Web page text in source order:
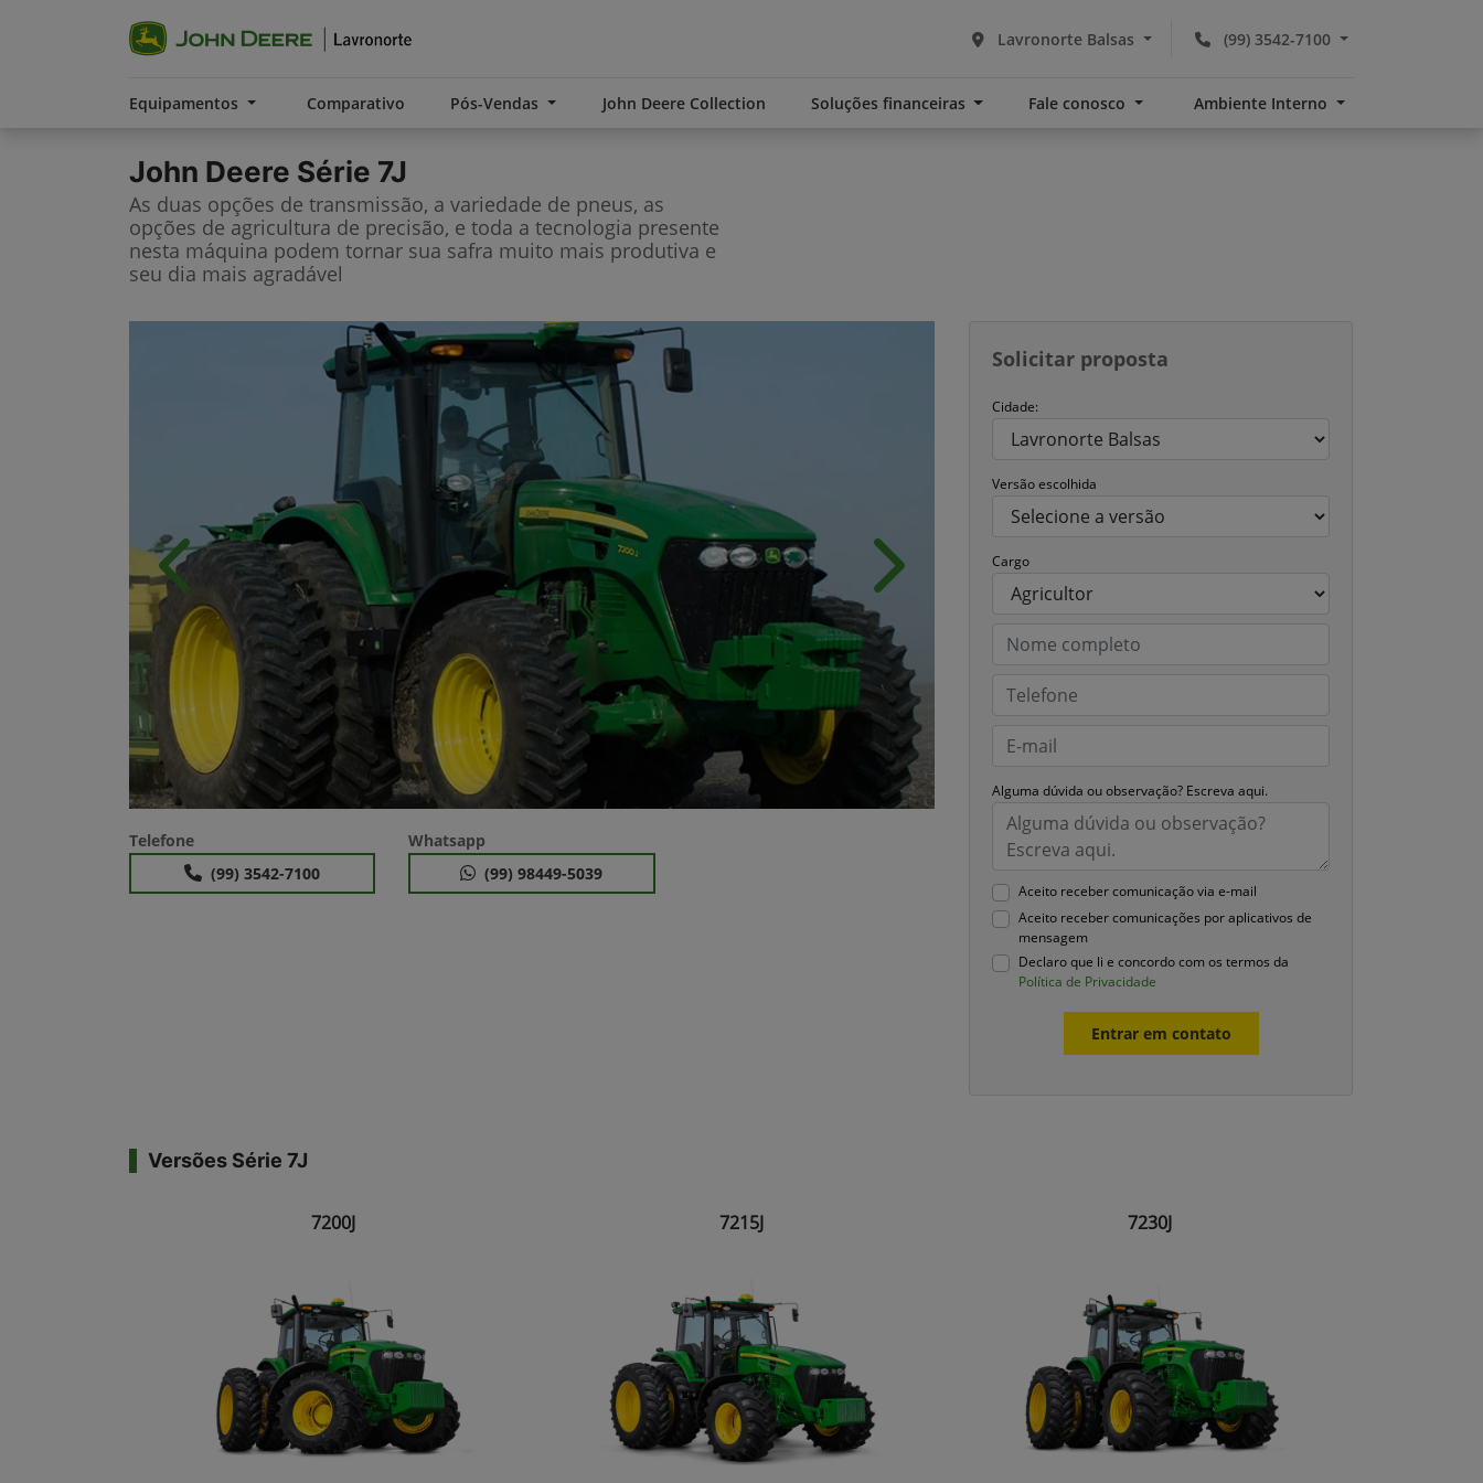
(99) 3542-7100
Lavronorte Balsas
Equipamentos Comparativo Pós-Vendas John Deere Collection Soluções financeiras Fale conosco Ambiente Interno
John Deere Série 7J
As duas opções de transmissão, a variedade de pneus, as
opções de agricultura de precisão, e toda a tecnologia presente
nesta máquina podem tornar sua safra muito mais produtiva e
seu dia mais agradável
Solicitar proposta
Cidade:
Versão escolhida
Cargo
Alguma dúvida ou observação? Escreva aqui.
Aceito receber comunicação via e-mail
Aceito receber comunicações por aplicativos de
mensagem
Declaro que li e concordo com os termos da
Política de Privacidade
Entrar em contato
Anterior Próximo
Telefone
(99) 3542-7100
Whatsapp
(99) 98449-5039
Versões Série 7J
7200J 7215J 7230J